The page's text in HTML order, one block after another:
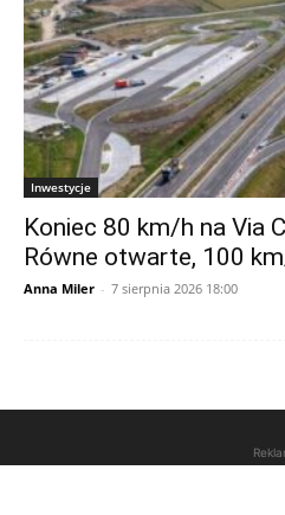
Inwestycje
Koniec 80 km/h na Via
Równe otwarte, 100
Anna Miler - 7 sierpnia 2026 18:00